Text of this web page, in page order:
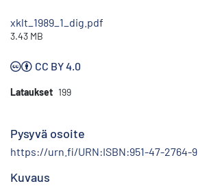
xklt_1989_1_dig.pdf
3.43 MB
CC BY 4.0
Lataukset 199
Pysyvä osoite
https://urn.fi/URN:ISBN:951-47-2764-9
Kuvaus